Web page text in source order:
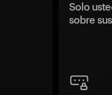
Solo
sobre